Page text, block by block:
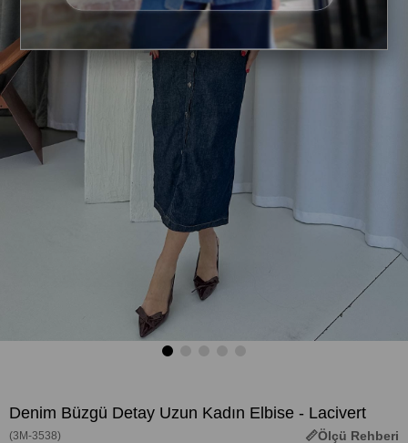
Denim Büzgü Detay Uzun Kadın Elbise - Lacivert
(3M-3538)
Ölçü Rehberi